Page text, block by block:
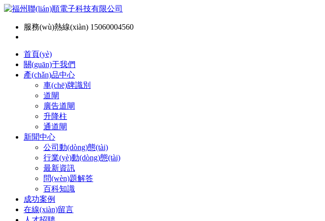
服務(wù)熱線(xiàn) 15060004560
首頁(yè)
關(guān)于我們
產(chǎn)品中心
車(chē)牌識別
道閘
廣告道閘
升降柱
通道閘
新聞中心
公司動(dòng)態(tài)
行業(yè)動(dòng)態(tài)
最新資訊
問(wèn)題解答
百科知識
成功案例
在線(xiàn)留言